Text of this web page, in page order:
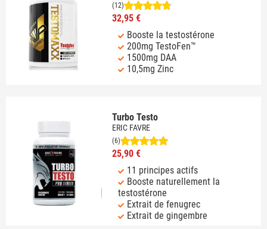
(12)
32,95 €
Booste la testostérone
200mg TestoFen™
1500mg DAA
10,5mg Zinc
Turbo Testo
ERIC FAVRE
(6)
25,90 €
11 principes actifs
Booste naturellement la
testostérone
Extrait de fenugrec
Extrait de gingembre